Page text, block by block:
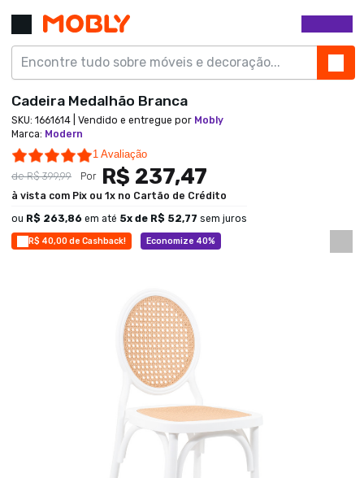
R$ 40,00 de Cashback! Economize 40%
Cadeira Medalhão Branca
SKU: 1661614 | Vendido e entregue por Mobly
Marca: Modern
5.0 star rating
1 Avaliação
deR$ 399,99 Por R$ 237,47
à vista com Pix ou 1x no Cartão de Crédito
ou R$ 263,86 em até 5x de R$ 52,77 sem juros